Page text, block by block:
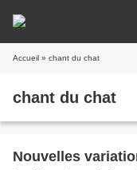
Accueil » chant du chat
chant du chat
Nouvelles